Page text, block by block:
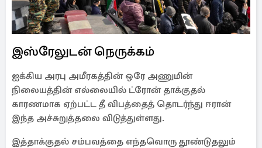
இஸ்ரேலுடன் நெருக்கம்
ஐக்கிய அரபு அமீரகத்தின் ஒரே அணுமின்
நிலையத்தின் எல்லையில் ட்ரோன் தாக்குதல்
காரணமாக ஏற்பட்ட தீ விபத்தைத் தொடர்ந்து ஈரான்
இந்த அச்சுறுத்தலை விடுத்துள்ளது.
இத்தாக்குதல் சம்பவத்தை எந்தவொரு தூண்டுதலும்